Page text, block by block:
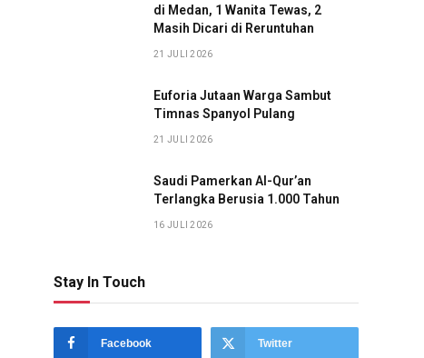
di Medan, 1 Wanita Tewas, 2
Masih Dicari di Reruntuhan
21 JULI 2026
Euforia Jutaan Warga Sambut
Timnas Spanyol Pulang
21 JULI 2026
Saudi Pamerkan Al-Qur’an
Terlangka Berusia 1.000 Tahun
16 JULI 2026
Stay In Touch
Facebook Twitter